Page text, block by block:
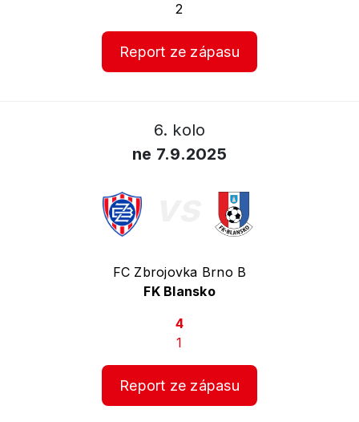
2
Report ze zápasu
6. kolo
ne 7.9.2025
FC Zbrojovka Brno B
FK Blansko
4
1
Report ze zápasu